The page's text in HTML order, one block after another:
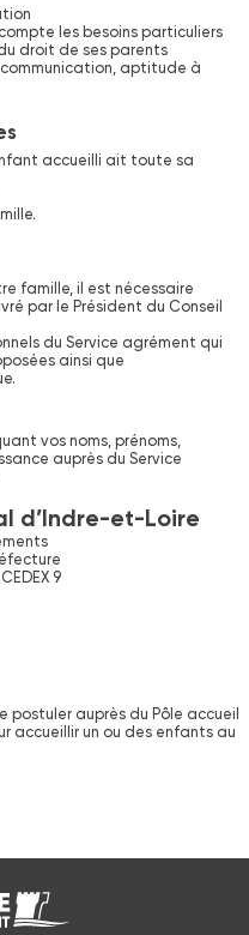
les besoins particuliers
droit de ses parents
aptitude à
accueilli ait toute sa
famille, il est nécessaire
par le Président du Conseil
du Service agrément qui
ainsi que
vos noms, prénoms,
auprès du Service
d’Indre-et-Loire
9
auprès du Pôle accueil
accueillir un ou des enfants au